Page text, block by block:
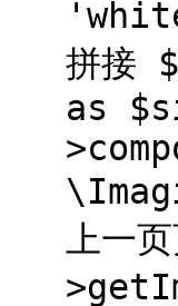
拼接
as
上一